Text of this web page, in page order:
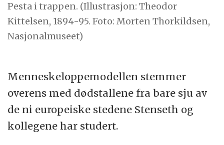
Pesta i trappen. (Illustrasjon: Theodor
Kittelsen, 1894-95. Foto: Morten Thorkildsen,
Nasjonalmuseet)
Menneskeloppemodellen stemmer
overens med dødstallene fra bare sju av
de ni europeiske stedene Stenseth og
kollegene har studert.